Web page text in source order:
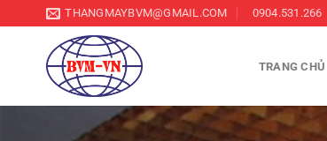
THANGMAYBVM@GMAIL.COM 0904.531.266
TRANG CHỦ